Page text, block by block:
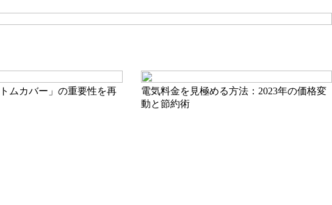
ムカバー」の重要性を再
電気料金を見極める方法：2023年の価格変
動と節約術